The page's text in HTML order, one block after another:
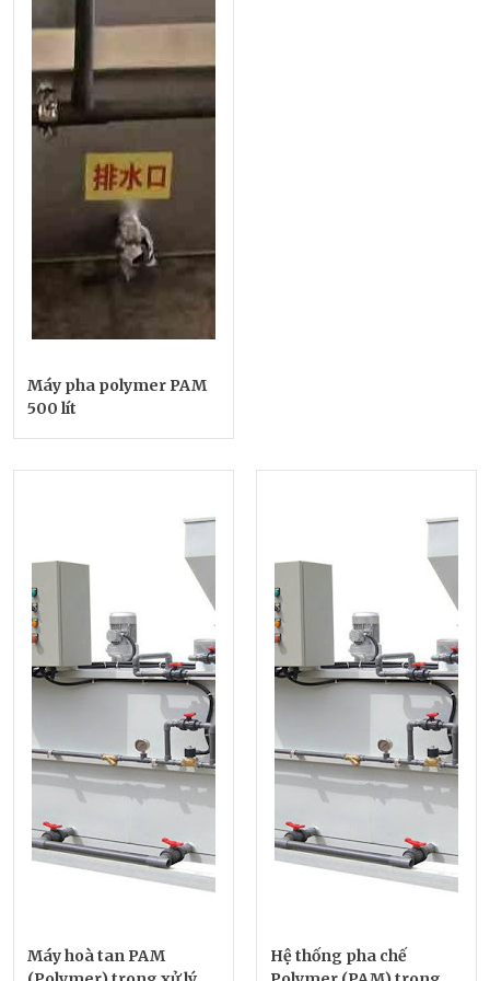
Máy pha polymer PAM
500 lít
Máy hoà tan PAM
Hệ thống pha chế